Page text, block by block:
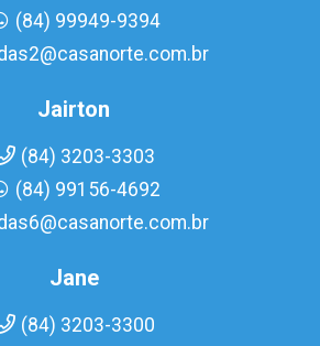
(84) 99949-9394
Jairton
(84) 3203-3303
(84) 99156-4692
Jane
(84) 3203-3300